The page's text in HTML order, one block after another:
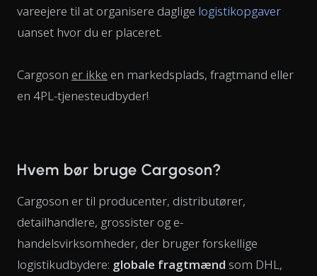
vareejere til at organisere daglige logistikopgaver
uanset hvor du er placeret.
Cargoson er ikke en markedsplads, fragtmand eller
en 4PL-tjenesteudbyder!
Hvem bør bruge Cargoson?
Cargoson er til producenter, distributører,
detailhandlere, grossister og e-
handelsvirksomheder, der bruger forskellige
logistikudbydere: globale fragtmænd som DHL,